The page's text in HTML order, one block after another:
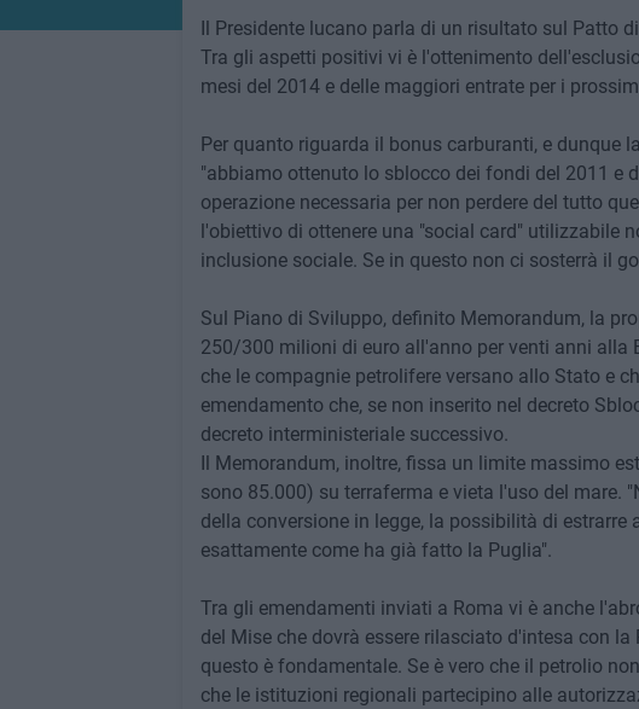
Il Presidente lucano parla di un risultato sul Patto
Tra gli aspetti positivi vi è l'ottenimento
mesi del 2014 e delle maggiori entrate per i
Per quanto riguarda il bonus carburanti, e
"abbiamo ottenuto lo sblocco dei fondi del 2011 e
operazione necessaria per non perdere del tutto
l'obiettivo di ottenere una "social card" utilizzabile
inclusione sociale. Se in questo non ci sosterrà il
Sul Piano di Sviluppo, definito Memorandum, la
250/300 milioni di euro all'anno per venti anni alla
che le compagnie petrolifere versano allo Stato e
emendamento che, se non inserito nel decreto
decreto interministeriale successivo.
Il Memorandum, inoltre, fissa un limite massimo
sono 85.000) su terraferma e vieta l'uso del mare.
della conversione in legge, la possibilità di
esattamente come ha già fatto la Puglia".
Tra gli emendamenti inviati a Roma vi è anche
del Mise che dovrà essere rilasciato d'intesa con
questo è fondamentale. Se è vero che il petrolio
che le istituzioni regionali partecipino alle